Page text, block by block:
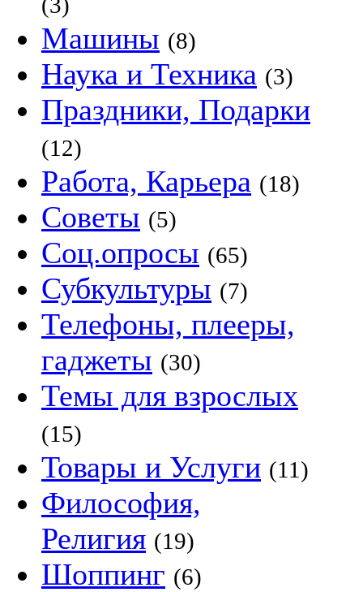
Машины (8)
Наука и Техника (3)
Праздники, Подарки
(12)
Работа, Карьера (18)
Советы (5)
Соц.опросы (65)
Субкультуры (7)
Телефоны, плееры,
гаджеты (30)
Темы для взрослых
(15)
Товары и Услуги (11)
Философия,
Религия (19)
Шоппинг (6)